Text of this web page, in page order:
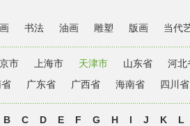
书法 油画 雕塑 版画 当代
市 上海市 天津市 山东省
河北
广东省 广西省 海南省 四川省
B C D E F G H I J K L